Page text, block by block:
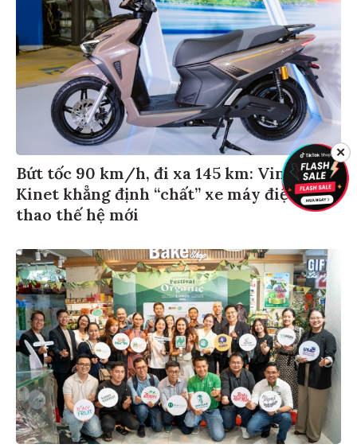
Bứt tốc 90 km/h, đi xa 145 km: VinFast
Kinet khẳng định “chất” xe máy điện thể
thao thế hệ mới
✕